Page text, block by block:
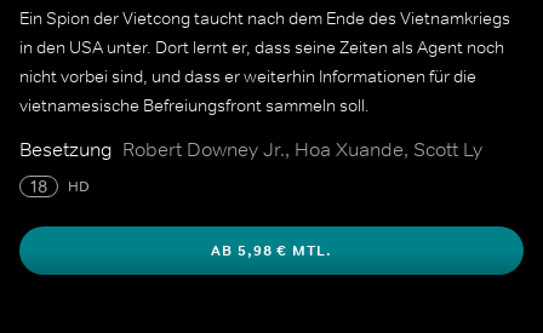
Ein Spion der Vietcong taucht nach dem Ende des Vietnamkriegs
in den USA unter. Dort lernt er, dass seine Zeiten als Agent noch
nicht vorbei sind, und dass er weiterhin Informationen für die
vietnamesische Befreiungsfront sammeln soll.
Besetzung Robert Downey Jr., Hoa Xuande, Scott Ly
18 HD
AB 5,98 € MTL.